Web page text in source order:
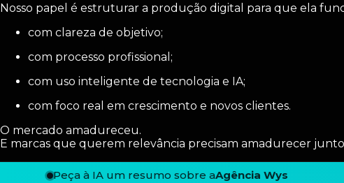
Nosso papel é estruturar a produção digital para que ela
com clareza de objetivo;
com processo profissional;
com uso inteligente de tecnologia e IA;
com foco real em crescimento e novos clientes.
O mercado amadureceu.
E marcas que querem relevância precisam amadurecer
Peça à IA um resumo sobre aAgência Wys